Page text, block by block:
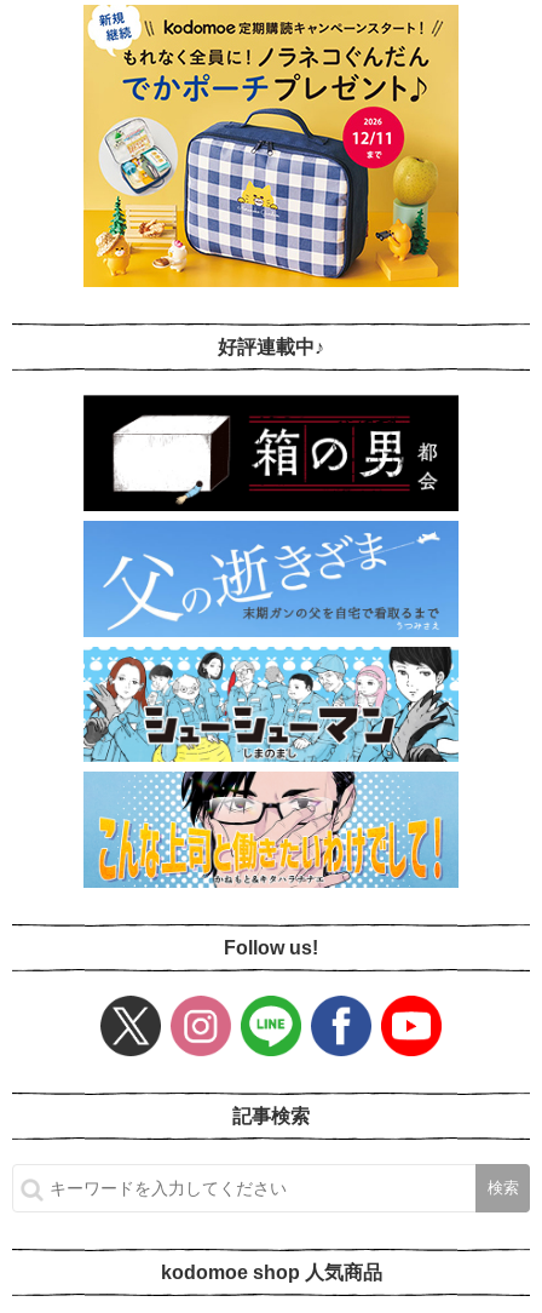
好評連載中♪
Follow us!
記事検索
kodomoe shop 人気商品